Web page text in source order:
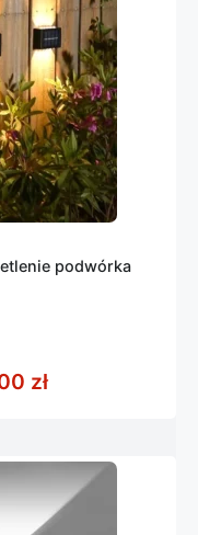
podwórka
złZakres cen: